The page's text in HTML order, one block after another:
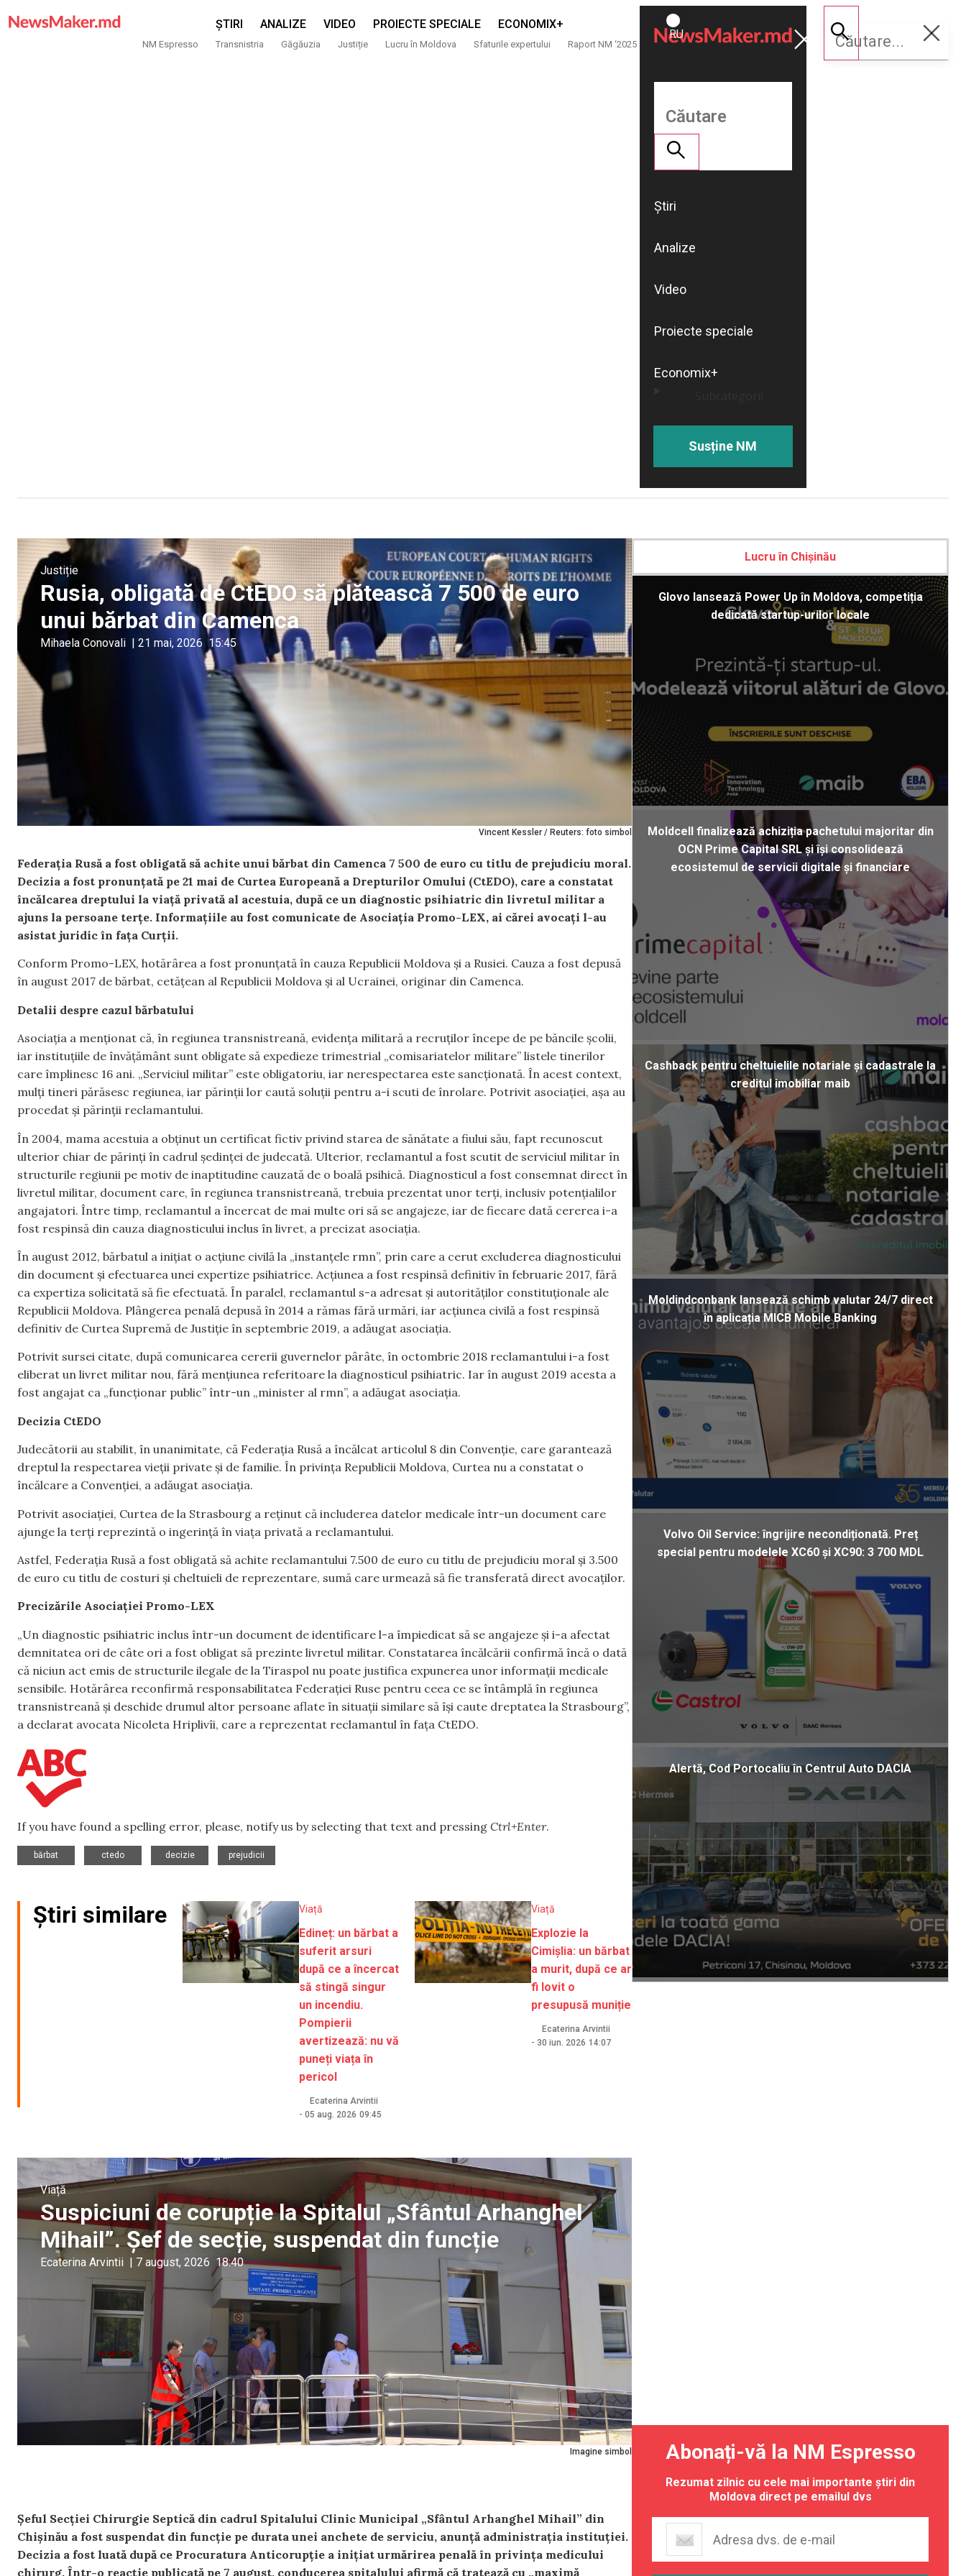
ȘTIRI ANALIZE VIDEO PROIECTE SPECIALE ECONOMIX+
NM Espresso Transnistria Găgăuzia Justiție Lucru în Moldova Sfaturile expertului Raport NM ‘2025
ROMÂNĂ
RU
Susține
NM
Știri
Analize
Video
Proiecte speciale
Economix+
Susține NM
Vincent Kessler / Reuters: foto simbol
Justiție
Rusia, obligată de CtEDO să plătească 7 500 de euro
unui bărbat din Camenca
Mihaela Conovali | 21 mai, 2026 15:45
Federația Rusă a fost obligată să achite unui bărbat din Camenca 7 500 de euro cu titlu de prejudiciu moral.
Decizia a fost pronunțată pe 21 mai de Curtea Europeană a Drepturilor Omului (CtEDO), care a constatat
încălcarea dreptului la viață privată al acestuia, după ce un diagnostic psihiatric din livretul militar a
ajuns la persoane terțe. Informațiile au fost comunicate de Asociația Promo-LEX, ai cărei avocați l-au
asistat juridic în fața Curții.
Conform Promo-LEX, hotărârea a fost pronunțată în cauza Republicii Moldova și a Rusiei. Cauza a fost depusă
în august 2017 de bărbat, cetățean al Republicii Moldova și al Ucrainei, originar din Camenca.
Detalii despre cazul bărbatului
Asociația a menționat că, în regiunea transnistreană, evidența militară a recruților începe de pe băncile școlii,
iar instituțiile de învățământ sunt obligate să expedieze trimestrial „comisariatelor militare” listele tinerilor
care împlinesc 16 ani. „Serviciul militar” este obligatoriu, iar nerespectarea este sancționată. În acest context,
mulți tineri părăsesc regiunea, iar părinții lor caută soluții pentru a-i scuti de înrolare. Potrivit asociației, așa au
procedat și părinții reclamantului.
În 2004, mama acestuia a obținut un certificat fictiv privind starea de sănătate a fiului său, fapt recunoscut
ulterior chiar de părinți în cadrul ședinței de judecată. Ulterior, reclamantul a fost scutit de serviciul militar în
structurile regiunii pe motiv de inaptitudine cauzată de o boală psihică. Diagnosticul a fost consemnat direct în
livretul militar, document care, în regiunea transnistreană, trebuia prezentat unor terți, inclusiv potențialilor
angajatori. Între timp, reclamantul a încercat de mai multe ori să se angajeze, iar de fiecare dată cererea i-a
fost respinsă din cauza diagnosticului inclus în livret, a precizat asociația.
În august 2012, bărbatul a inițiat o acțiune civilă la „instanțele rmn”, prin care a cerut excluderea diagnosticului
din document și efectuarea unei expertize psihiatrice. Acțiunea a fost respinsă definitiv în februarie 2017, fără
ca expertiza solicitată să fie efectuată. În paralel, reclamantul s-a adresat și autorităților constituționale ale
Republicii Moldova. Plângerea penală depusă în 2014 a rămas fără urmări, iar acțiunea civilă a fost respinsă
definitiv de Curtea Supremă de Justiție în septembrie 2019, a adăugat asociația.
Potrivit sursei citate, după comunicarea cererii guvernelor pârâte, în octombrie 2018 reclamantului i-a fost
eliberat un livret militar nou, fără mențiunea referitoare la diagnosticul psihiatric. Iar în august 2019 acesta a
fost angajat ca „funcționar public” într-un „minister al rmn”, a adăugat asociația.
Decizia CtEDO
Judecătorii au stabilit, în unanimitate, că Federația Rusă a încălcat articolul 8 din Convenție, care garantează
dreptul la respectarea vieții private și de familie. În privința Republicii Moldova, Curtea nu a constatat o
încălcare a Convenției, a adăugat asociația.
Potrivit asociației, Curtea de la Strasbourg a reținut că includerea datelor medicale într-un document care
ajunge la terți reprezintă o ingerință în viața privată a reclamantului.
Astfel, Federația Rusă a fost obligată să achite reclamantului 7.500 de euro cu titlu de prejudiciu moral și 3.500
de euro cu titlu de costuri și cheltuieli de reprezentare, sumă care urmează să fie transferată direct avocaților.
Precizările Asociației Promo-LEX
„Un diagnostic psihiatric inclus într-un document de identificare l-a împiedicat să se angajeze și i-a afectat
demnitatea ori de câte ori a fost obligat să prezinte livretul militar. Constatarea încălcării confirmă încă o dată
că niciun act emis de structurile ilegale de la Tiraspol nu poate justifica expunerea unor informații medicale
sensibile. Hotărârea reconfirmă responsabilitatea Federației Ruse pentru ceea ce se întâmplă în regiunea
transnistreană și deschide drumul altor persoane aflate în situații similare să își caute dreptatea la Strasbourg”,
a declarat avocata Nicoleta Hriplivîi, care a reprezentat reclamantul în fața CtEDO.
If you have found a spelling error, please, notify us by selecting that text and pressing Ctrl+Enter.
bărbat
ctedo
decizie
prejudicii
Știri similare Viață
Edineț: un bărbat a
suferit arsuri
după ce a încercat
să stingă singur
un incendiu.
Pompierii
avertizează: nu vă
puneți viața în
pericol
Ecaterina Arvintii
- 05 aug. 2026 09:45
Viață
Explozie la
Cimișlia: un bărbat
a murit, după ce ar
fi lovit o
presupusă muniție
Ecaterina Arvintii
- 30 iun. 2026 14:07
Imagine simbol
Viață
Suspiciuni de corupție la Spitalul „Sfântul Arhanghel
Mihail”. Șef de secție, suspendat din funcție
Ecaterina Arvintii 7 august, 2026 18:40
Șeful Secției Chirurgie Septică din cadrul Spitalului Clinic Municipal „Sfântul Arhanghel Mihail” din
Chișinău a fost suspendat din funcție pe durata unei anchete de serviciu, anunță administrația instituției.
Decizia a fost luată după ce Procuratura Anticorupție a inițiat urmărirea penală în privința medicului
chirurg. Într-o reacție publicată pe 7 august, conducerea spitalului afirmă că tratează cu „maximă
Lucru în Chișinău
Glovo lansează Power Up în Moldova, competiția
dedicată startup-urilor locale
Moldcell finalizează achiziția pachetului majoritar din
OCN Prime Capital SRL și își consolidează
ecosistemul de servicii digitale și financiare
Cashback pentru cheltuielile notariale și cadastrale la
creditul imobiliar maib
Moldindconbank lansează schimb valutar 24/7 direct
în aplicația MICB Mobile Banking
Volvo Oil Service: îngrijire necondiționată. Preț
special pentru modelele XC60 și XC90: 3 700 MDL
Alertă, Cod Portocaliu în Centrul Auto DACIA
Abonați-vă la NM Espresso
Rezumat zilnic cu cele mai importante știri din
Moldova direct pe emailul dvs